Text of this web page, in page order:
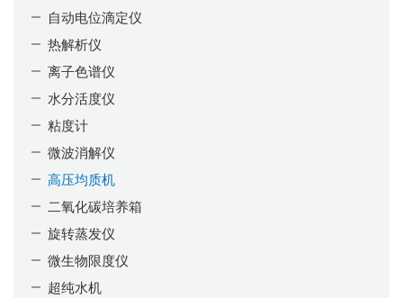
自动电位滴定仪
热解析仪
离子色谱仪
水分活度仪
粘度计
微波消解仪
高压均质机
二氧化碳培养箱
旋转蒸发仪
微生物限度仪
超纯水机